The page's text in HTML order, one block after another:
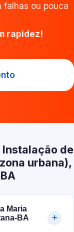
falhas ou pouca
rapidez!
Instalação de
urbana),
Maria